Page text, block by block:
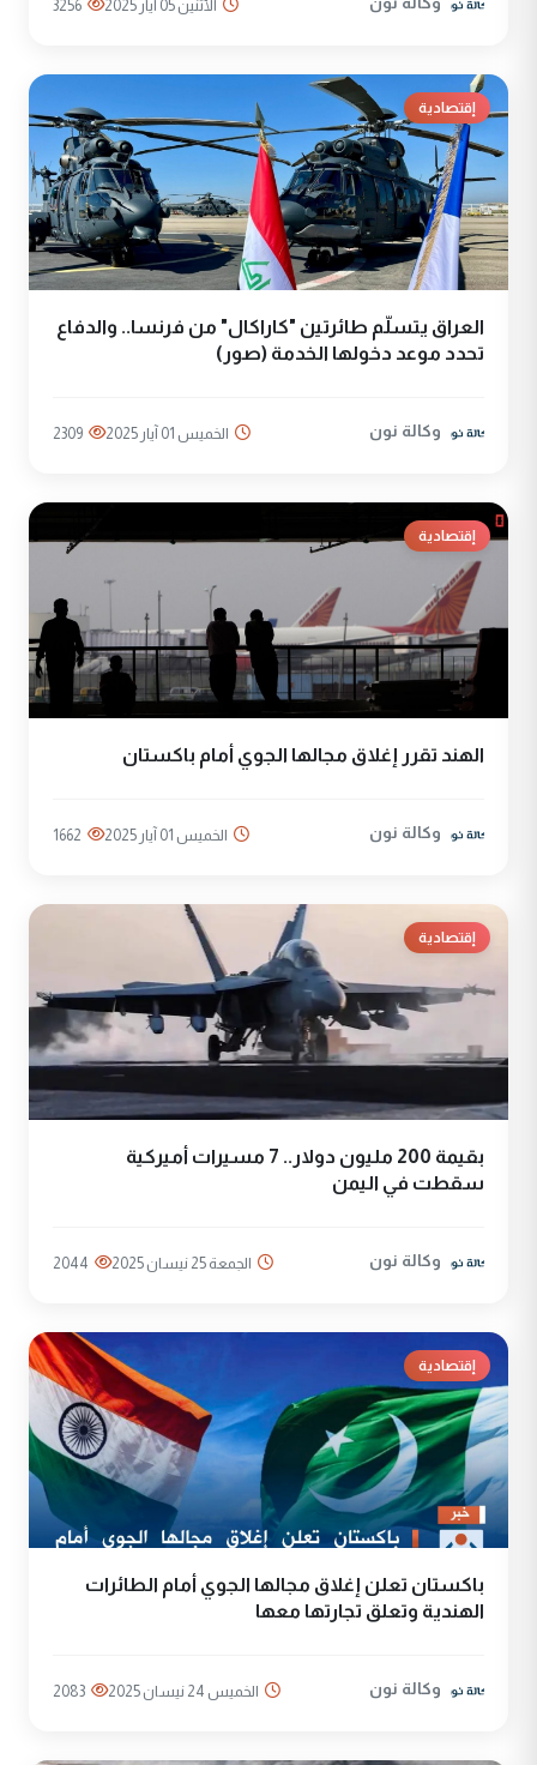
الأثنين 05 آيار 2025 3256
إقتصادية
العراق يتسلّم طائرتين "كاراكال" من فرنسا.. والدفاع
تحدد موعد دخولها الخدمة (صور)
وكالة نون الخميس 01 آيار 2025 2309
إقتصادية
الهند تقرر إغلاق مجالها الجوي أمام باكستان
وكالة نون الخميس 01 آيار 2025 1662
إقتصادية
بقيمة 200 مليون دولار.. 7 مسيرات أميركية
سقطت في اليمن
وكالة نون الجمعة 25 نيسان 2025 2044
إقتصادية
باكستان تعلن إغلاق مجالها الجوي أمام الطائرات
الهندية وتعلق تجارتها معها
وكالة نون الخميس 24 نيسان 2025 2083